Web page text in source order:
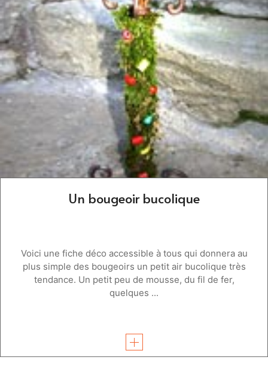
Un bougeoir bucolique
Voici une fiche déco accessible à tous qui donnera au
plus simple des bougeoirs un petit air bucolique très
tendance. Un petit peu de mousse, du fil de fer,
quelques ...